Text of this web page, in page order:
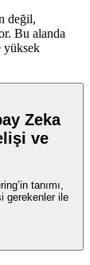
değil,
Bu alanda
yüksek
Zeka
ve
tanımı,
gerekenler ile